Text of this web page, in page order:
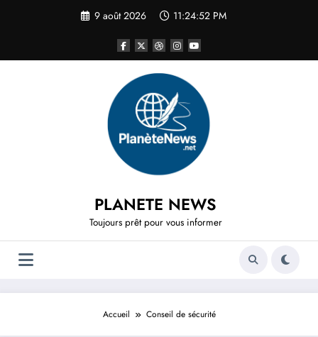
9 août 2026 11:24:52 PM
PLANETE NEWS
Toujours prêt pour vous informer
Accueil Conseil de sécurité